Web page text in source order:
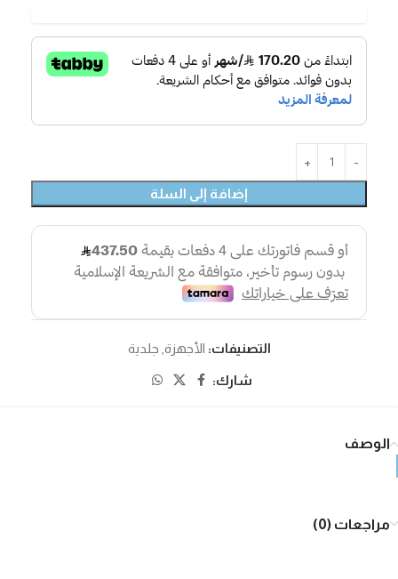
إضافة إلى السلة
التصنيفات: الأجهزة جلدية
شارك:
الوصف
مراجعات (0)